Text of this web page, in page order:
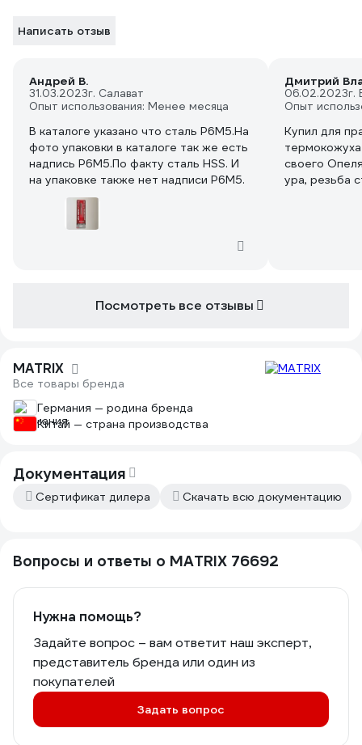
Написать отзыв
Андрей В.
31.03.2023г. Салават
Опыт использования: Менее месяца
В каталоге указано что сталь Р6М5.На
фото упаковки в каталоге так же есть
надпись Р6М5.По факту сталь HSS. И
на упаковке также нет надписи Р6М5.
Дмитрий
06.02.2023г.
Опыт
Купил для
своего
ура, резьба
Посмотреть все отзывы
MATRIX
Все товары бренда
Германия — родина бренда
Китай — страна производства
Документация
Сертификат дилера Скачать всю документацию
Вопросы и ответы о MATRIX 76692
Нужна помощь?
Задайте вопрос – вам ответит наш эксперт,
представитель бренда или один из
покупателей
Задать вопрос